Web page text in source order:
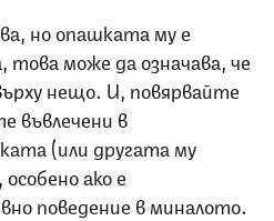
но опашката му е
може да означава, че
нещо. И, повярвайте
въвлечени в
(или другата му
ако е
поведение в миналото.